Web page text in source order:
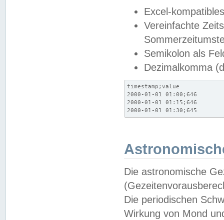
Excel-
Vereinfachte
Semikolon als
Dezimalkomma
timestamp;value
2000-01-01 01:00;646
2000-01-01 01:15;646
2000-01-01 01:30;645
Die astronomische
Die periodischen
Wirkung von Mond